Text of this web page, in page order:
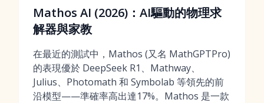
Mathos AI (2026)：AI驅動的物理求
解器與家教
在最近的測試中，Mathos (又名 MathGPTPro)
的表現優於 DeepSeek R1、Mathway、
Julius、Photomath 和 Symbolab 等領先的前
沿模型——準確率高出達17%。Mathos 是一款